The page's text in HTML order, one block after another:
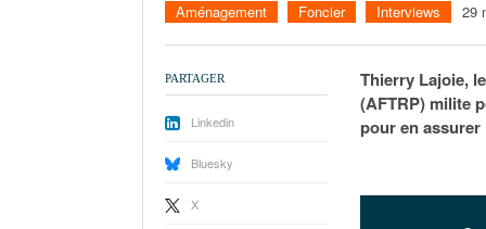
Aménagement Foncier Interviews 29
Thierry Lajoie,
(AFTRP) milite
pour en
PARTAGER
Linkedin
Bluesky
X